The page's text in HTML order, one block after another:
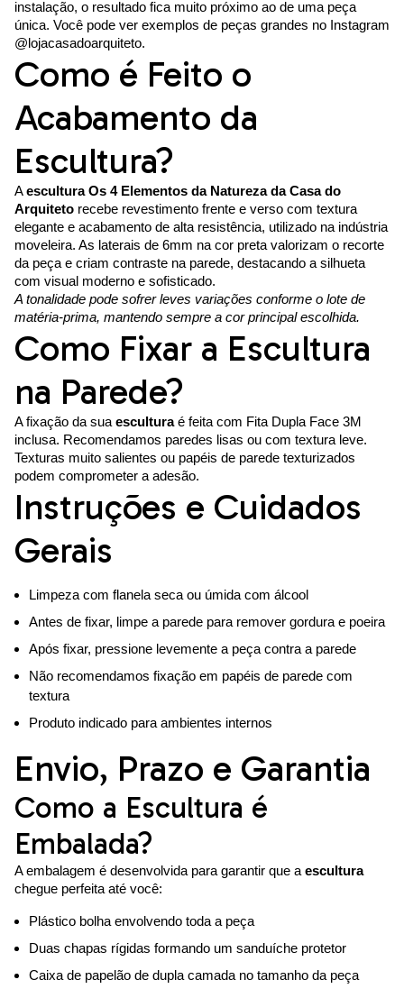
instalação, o resultado fica muito próximo ao de uma peça
única. Você pode ver exemplos de peças grandes no Instagram
@lojacasadoarquiteto.
Como é Feito o
Acabamento da
Escultura?
Aescultura Os 4 Elementos da Natureza da Casa do
Arquiteto recebe revestimento frente e verso com textura
elegante e acabamento de alta resistência, utilizado na indústria
moveleira. As laterais de 6mm na cor preta valorizam o recorte
da peça e criam contraste na parede, destacando a silhueta
com visual moderno e sofisticado.
A tonalidade pode sofrer leves variações conforme o lote de
matéria-prima, mantendo sempre a cor principal escolhida.
Como Fixar a Escultura
na Parede?
A fixação da sua esculturaé feita com Fita Dupla Face 3M
inclusa. Recomendamos paredes lisas ou com textura leve.
Texturas muito salientes ou papéis de parede texturizados
podem comprometer a adesão.
Instruções e Cuidados
Gerais
Limpeza com flanela seca ou úmida com álcool
Antes de fixar, limpe a parede para remover gordura e poeira
Após fixar, pressione levemente a peça contra a parede
Não recomendamos fixação em papéis de parede com
textura
Produto indicado para ambientes internos
Envio, Prazo e Garantia
Como a Escultura é
Embalada?
A embalagem é desenvolvida para garantir que a escultura
chegue perfeita até você:
Plástico bolha envolvendo toda a peça
Duas chapas rígidas formando um sanduíche protetor
Caixa de papelão de dupla camada no tamanho da peça